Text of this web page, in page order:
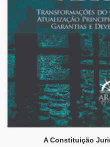
A Constituição